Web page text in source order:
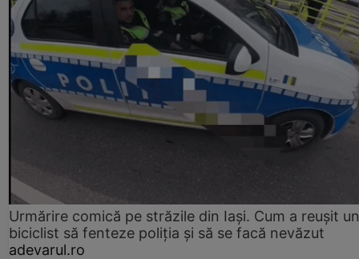
Urmărire comică pe străzile din Iași. Cum a reușit un
biciclist să fenteze poliția și să se facă nevăzut
adevarul.ro